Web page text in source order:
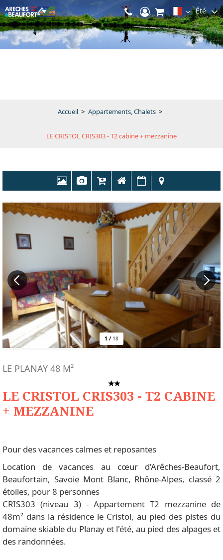
Été
Accueil > Appartements, Chalets >
LE CRISTOL CRIS303 - T2 cabine + mezzanine
1 / 18
LE CRISTOL CRIS303 - T2 CABINE
+ MEZZANINE
LE PLANAY 48 M²
Pour des vacances calmes et reposantes
Location de vacances au cœur d’Arêches-Beaufort,
Beaufortain, Savoie Mont Blanc, Rhône-Alpes, classé 2
étoiles, pour 8 personnes
CRIS303 (niveau 3) - Appartement T2 mezzanine de
48m² dans la résidence le Cristol, au pied des pistes du
domaine skiable du Planay et l'été, au pied des alpages et
des randonnées.